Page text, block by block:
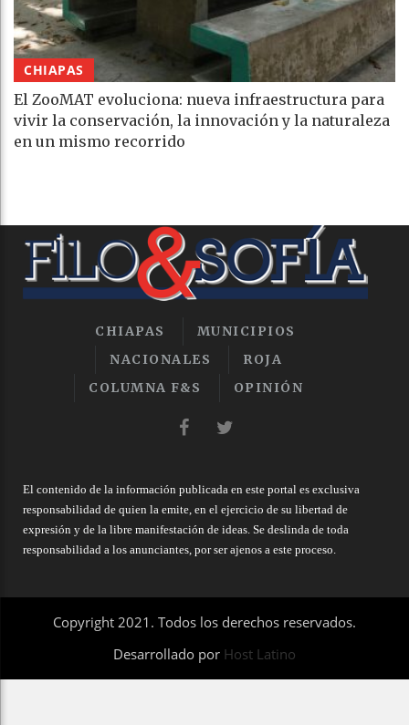
CHIAPAS
El ZooMAT evoluciona: nueva infraestructura para
vivir la conservación, la innovación y la naturaleza
en un mismo recorrido
CHIAPAS
MUNICIPIOS
NACIONALES
ROJA
COLUMNA F&S
OPINIÓN
El contenido de la información publicada en este portal es exclusiva
responsabilidad de quien la emite, en el ejercicio de su libertad de
expresión y de la libre manifestación de ideas. Se deslinda de toda
responsabilidad a los anunciantes, por ser ajenos a este proceso.
Copyright 2021. Todos los derechos reservados.
Desarrollado por Host Latino